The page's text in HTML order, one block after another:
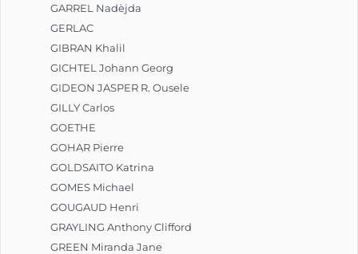
GARREL Nadèjda
GERLAC
GIBRAN Khalil
GICHTEL Johann Georg
GIDEON JASPER R. Ousele
GILLY Carlos
GOETHE
GOHAR Pierre
GOLDSAITO Katrina
GOMES Michael
GOUGAUD Henri
GRAYLING Anthony Clifford
GREEN Miranda Jane